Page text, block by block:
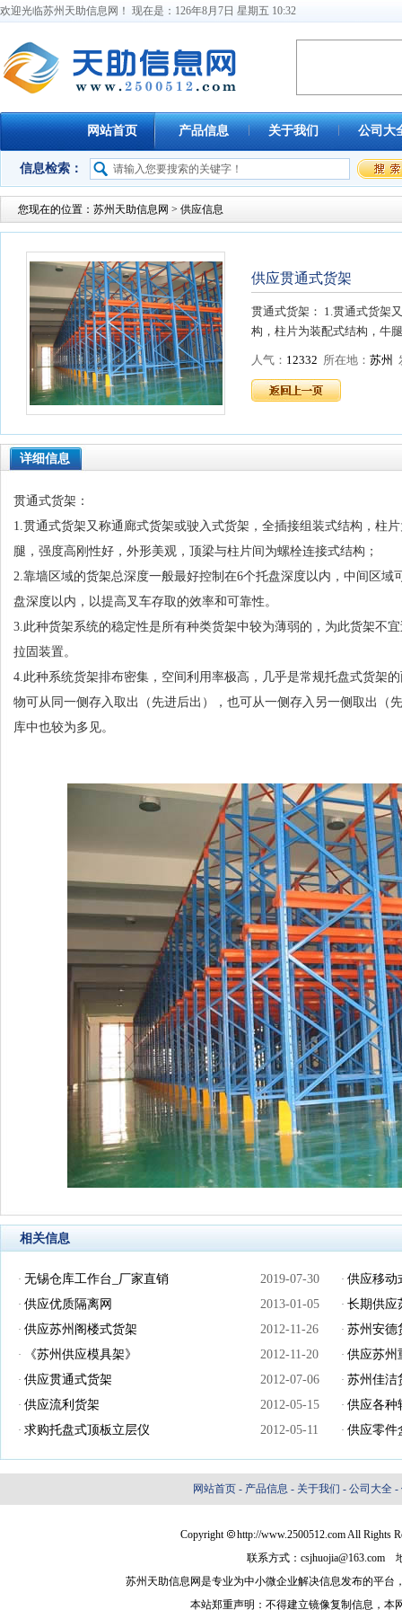
欢迎光临苏州天助信息网！ 现在是： 126年8月 7日 星期五 10:32
网站首页 产品信息 关于我们 公司大
信息检索：
您现在的位置： 苏州天助信息网 > 供应信息
供应贯通式货架
贯通式货架： 1.贯通式货架
构，柱片为装配式结构，牛
人气： 12332 所在地： 苏州
详细信息
贯通式货架：
1.贯通式货架又称通廊式货架或驶入式货架，全插接组装式结构，柱
腿，强度高刚性好，外形美观，顶梁与柱片间为螺栓连接式结构；
2.靠墙区域的货架总深度一般最好控制在6个托盘深度以内，中间区
盘深度以内，以提高叉车存取的效率和可靠性。
3.此种货架系统的稳定性是所有种类货架中较为薄弱的，为此货架不
拉固装置。
4.此种系统货架排布密集，空间利用率极高，几乎是常规托盘式货架
物可从同一侧存入取出（先进后出），也可从一侧存入另一侧取出（
库中也较为多见。
相关信息
· 无锡仓库工作台_厂家直销 2019-07-30 · 供应移动
· 供应优质隔离网 2013-01-05 · 长期供应
· 供应苏州阁楼式货架 2012-11-26 · 苏州安德
· 《苏州供应模具架》 2012-11-20 · 供应苏州
· 供应贯通式货架 2012-07-06 · 苏州佳洁
· 供应流利货架 2012-05-15 · 供应各种
· 求购托盘式顶板立层仪 2012-05-11 · 供应零件
网站首页 - 产品信息 - 关于我们 - 公司大全 -
Copyright
http://www.2500512.com All
联系方式：
苏州天助信息网是专业为中小微企业解决信息发布的平
本站郑重声明：不得建立镜像复制信息，本